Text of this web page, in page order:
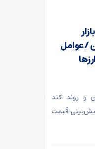
/ عوامل
و روند کند
پیش‌بینی قیمت